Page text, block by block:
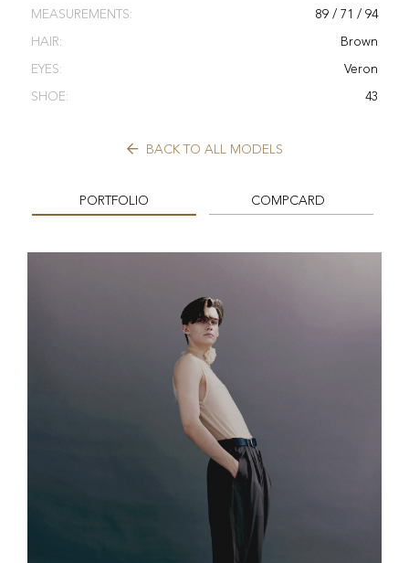
MEASUREMENTS: 89 / 71 / 94
HAIR: Brown
EYES: Veron
SHOE: 43
BACK TO ALL MODELS
PORTFOLIO COMPCARD